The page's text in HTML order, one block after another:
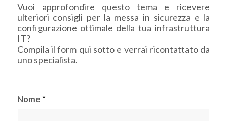
Vuoi approfondire questo tema e ricevere
ulteriori consigli per la messa in sicurezza e la
configurazione ottimale della tua infrastruttura
IT?
Compila il form qui sotto e verrai ricontattato da
uno specialista.
Nome *